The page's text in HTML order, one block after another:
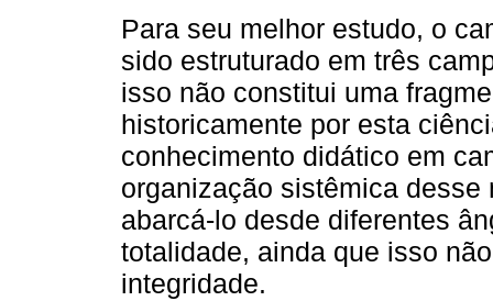
Para seu melhor estudo, o
sido estruturado em três
isso não constitui uma
historicamente por esta
conhecimento didático em
organização sistêmica
abarcá-lo desde diferentes
totalidade, ainda que isso
integridade.